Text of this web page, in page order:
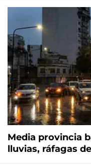
Media provincia
lluvias, ráfagas